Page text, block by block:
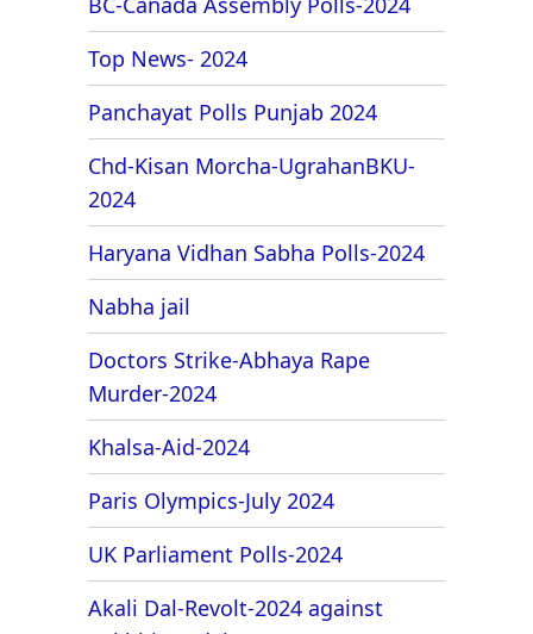
Top News- 2024
Panchayat Polls Punjab 2024
Chd-Kisan Morcha-UgrahanBKU-
2024
Haryana Vidhan Sabha Polls-2024
Nabha jail
Doctors Strike-Abhaya Rape
Murder-2024
Khalsa-Aid-2024
Paris Olympics-July 2024
UK Parliament Polls-2024
Akali Dal-Revolt-2024 against